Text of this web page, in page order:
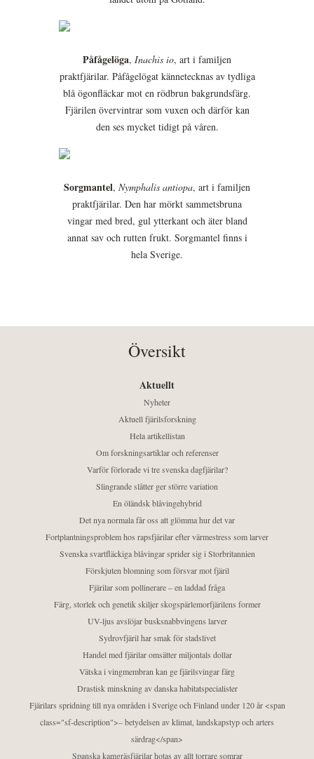
Påfågelöga, Inachis io, art i familjen
praktfjärilar. Påfågelögat kännetecknas av tydliga
blå ögonfläckar mot en rödbrun bakgrundsfärg.
Fjärilen övervintrar som vuxen och därför kan
den ses mycket tidigt på våren.
Sorgmantel, Nymphalis antiopa, art i familjen
praktfjärilar. Den har mörkt sammetsbruna
vingar med bred, gul ytterkant och äter bland
annat sav och rutten frukt. Sorgmantel finns i
hela Sverige.
Översikt
Aktuellt
Nyheter
Aktuell fjärilsforskning
Hela artikellistan
Om forskningsartiklar och referenser
Varför förlorade vi tre svenska dagfjärilar?
Slingrande slåtter ger större variation
En öländsk blåvingehybrid
Det nya normala får oss att glömma hur det var
Fortplantningsproblem hos rapsfjärilar efter värmestress som larver
Svenska svartfläckiga blåvingar sprider sig i Storbritannien
Förskjuten blomning som försvar mot fjäril
Fjärilar som pollinerare – en laddad fråga
Färg, storlek och genetik skiljer skogspärlemorfjärilens former
UV-ljus avslöjar busksnabbvingens larver
Sydrovfjäril har smak för stadslivet
Handel med fjärilar omsätter miljontals dollar
Vätska i vingmembran kan ge fjärilsvingar färg
Drastisk minskning av danska habitatspecialister
Fjärilars spridning till nya områden i Sverige och Finland under 120 år <span
class="sf-description">– betydelsen av klimat, landskapstyp och arters
särdrag</span>
Spanska kamgräsfjärilar hotas av allt torrare somrar